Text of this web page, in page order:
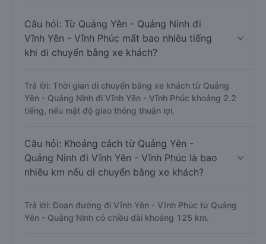
Câu hỏi: Từ Quảng Yên - Quảng Ninh đi
Vĩnh Yên - Vĩnh Phúc mất bao nhiêu tiếng
khi di chuyển bằng xe khách?
Trả lời: Thời gian di chuyển bằng xe khách từ Quảng
Yên - Quảng Ninh đi Vĩnh Yên - Vĩnh Phúc khoảng 2.2
tiếng, nếu mật độ giao thông thuận lợi.
Câu hỏi: Khoảng cách từ Quảng Yên -
Quảng Ninh đi Vĩnh Yên - Vĩnh Phúc là bao
nhiêu km nếu di chuyển bằng xe khách?
Trả lời: Đoạn đường đi Vĩnh Yên - Vĩnh Phúc từ Quảng
Yên - Quảng Ninh có chiều dài khoảng 125 km.